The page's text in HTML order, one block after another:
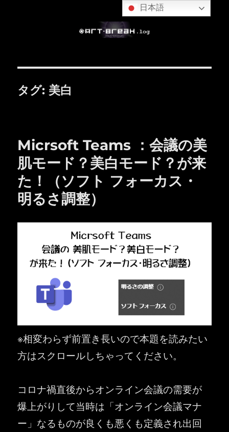
タグ: 美白
Micrsoft Teams ：会議の美
肌モード？美白モード？が来
た！（ソフト フォーカス・
明るさ調整）
※相変わらず前置き長いので本題を読みたい
方はスクロールしちゃってください。
コロナ禍直後からオンライン会議の需要が
爆上がりして当時は「オンライン会議マナ
ー」なるものが良くも悪くも定義され出回
日本語